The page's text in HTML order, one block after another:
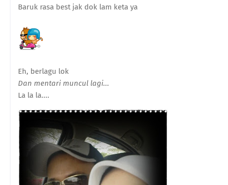
Baruk rasa best jak dok lam keta ya
Eh, berlagu lok
Dan mentari muncul lagi...
La la la....